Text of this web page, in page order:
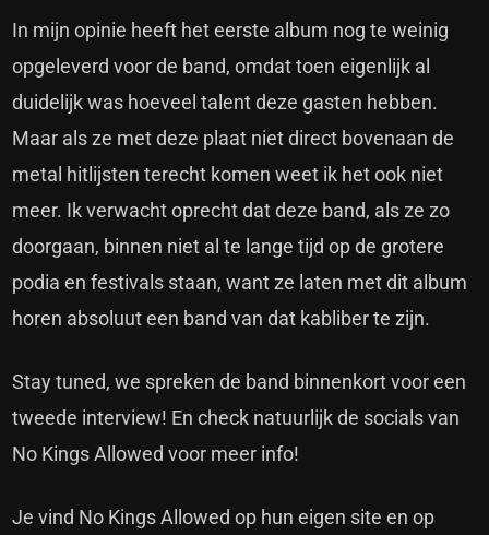
In mijn opinie heeft het eerste album nog te weinig
opgeleverd voor de band, omdat toen eigenlijk al
duidelijk was hoeveel talent deze gasten hebben.
Maar als ze met deze plaat niet direct bovenaan de
metal hitlijsten terecht komen weet ik het ook niet
meer. Ik verwacht oprecht dat deze band, als ze zo
doorgaan, binnen niet al te lange tijd op de grotere
podia en festivals staan, want ze laten met dit album
horen absoluut een band van dat kabliber te zijn.
Stay tuned, we spreken de band binnenkort voor een
tweede interview! En check natuurlijk de socials van
No Kings Allowed voor meer info!
Je vind No Kings Allowed op hun eigen site en op